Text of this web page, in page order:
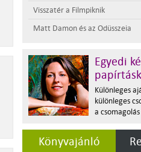
Visszatér a Filmpiknik
Matt Damon és az Odüsszeia
Egyedi
Különleges
különleges
a
Könyvajánló